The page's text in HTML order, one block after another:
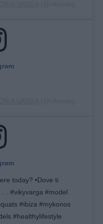
today? •Dove ti
. #vikyvarga #model
#ibiza #mykonos
#healthylifestyle